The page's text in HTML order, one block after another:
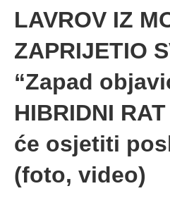
LAVROV IZ
ZAPRIJETIO
“Zapad
HIBRIDNI
će osjetiti
(foto, video)